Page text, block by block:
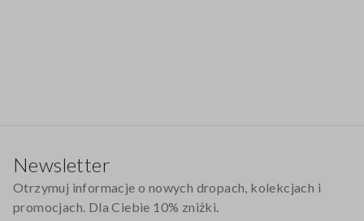
Newsletter
Otrzymuj informacje o nowych dropach, kolekcjach i
promocjach. Dla Ciebie 10% zniżki.